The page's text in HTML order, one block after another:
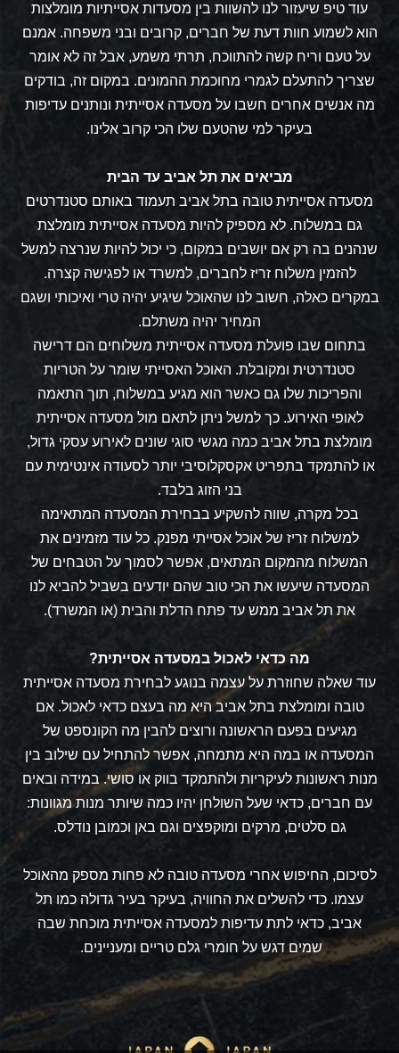
עוד טיפ שיעזור לנו להשוות בין מסעדות אסייתיות מומלצות
הוא לשמוע חוות דעת של חברים, קרובים ובני משפחה. אמנם
על טעם וריח קשה להתווכח, תרתי משמע, אבל זה לא אומר
שצריך להתעלם לגמרי מחוכמת ההמונים. במקום זה, בודקים
מה אנשים אחרים חשבו על מסעדה אסייתית ונותנים עדיפות
בעיקר למי שהטעם שלו הכי קרוב אלינו.
מביאים את תל אביב עד הבית
מסעדה אסייתית טובה בתל אביב תעמוד באותם סטנדרטים
גם במשלוח. לא מספיק להיות מסעדה אסייתית מומלצת
שנהנים בה רק אם יושבים במקום, כי יכול להיות שנרצה למשל
להזמין משלוח זריז לחברים, למשרד או לפגישה קצרה.
במקרים כאלה, חשוב לנו שהאוכל שיגיע יהיה טרי ואיכותי ושגם
המחיר יהיה משתלם.
בתחום שבו פועלת מסעדה אסייתית משלוחים הם דרישה
סטנדרטית ומקובלת. האוכל האסייתי שומר על הטריות
והפריכות שלו גם כאשר הוא מגיע במשלוח, תוך התאמה
לאופי האירוע. כך למשל ניתן לתאם מול מסעדה אסייתית
מומלצת בתל אביב כמה מגשי סוגי שונים לאירוע עסקי גדול,
או להתמקד בתפריט אקסקלוסיבי יותר לסעודה אינטימית עם
בני הזוג בלבד.
בכל מקרה, שווה להשקיע בבחירת המסעדה המתאימה
למשלוח זריז של אוכל אסייתי מפנק. כל עוד מזמינים את
המשלוח מהמקום המתאים, אפשר לסמוך על הטבחים של
המסעדה שיעשו את הכי טוב שהם יודעים בשביל להביא לנו
את תל אביב ממש עד פתח הדלת והבית (או המשרד).
מה כדאי לאכול במסעדה אסייתית?
עוד שאלה שחוזרת על עצמה בנוגע לבחירת מסעדה אסייתית
טובה ומומלצת בתל אביב היא מה בעצם כדאי לאכול. אם
מגיעים בפעם הראשונה ורוצים להבין מה הקונספט של
המסעדה או במה היא מתמחה, אפשר להתחיל עם שילוב בין
מנות ראשונות לעיקריות ולהתמקד בווק או סושי. במידה ובאים
עם חברים, כדאי שעל השולחן יהיו כמה שיותר מנות מגוונות:
גם סלטים, מרקים ומוקפצים וגם באן וכמובן נודלס.
לסיכום, החיפוש אחרי מסעדה טובה לא פחות מספק מהאוכל
עצמו. כדי להשלים את החוויה, בעיקר בעיר גדולה כמו תל
אביב, כדאי לתת עדיפות למסעדה אסייתית מוכחת שבה
שמים דגש על חומרי גלם טריים ומעניינים.